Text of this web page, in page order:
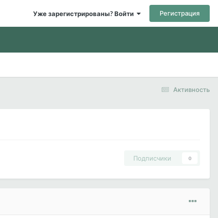
Уже зарегистрированы? Войти Регистрация
Активность
Подписчики 0